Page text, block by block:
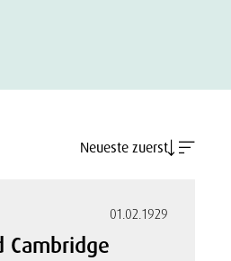
Neueste zuerst
01.02.1929